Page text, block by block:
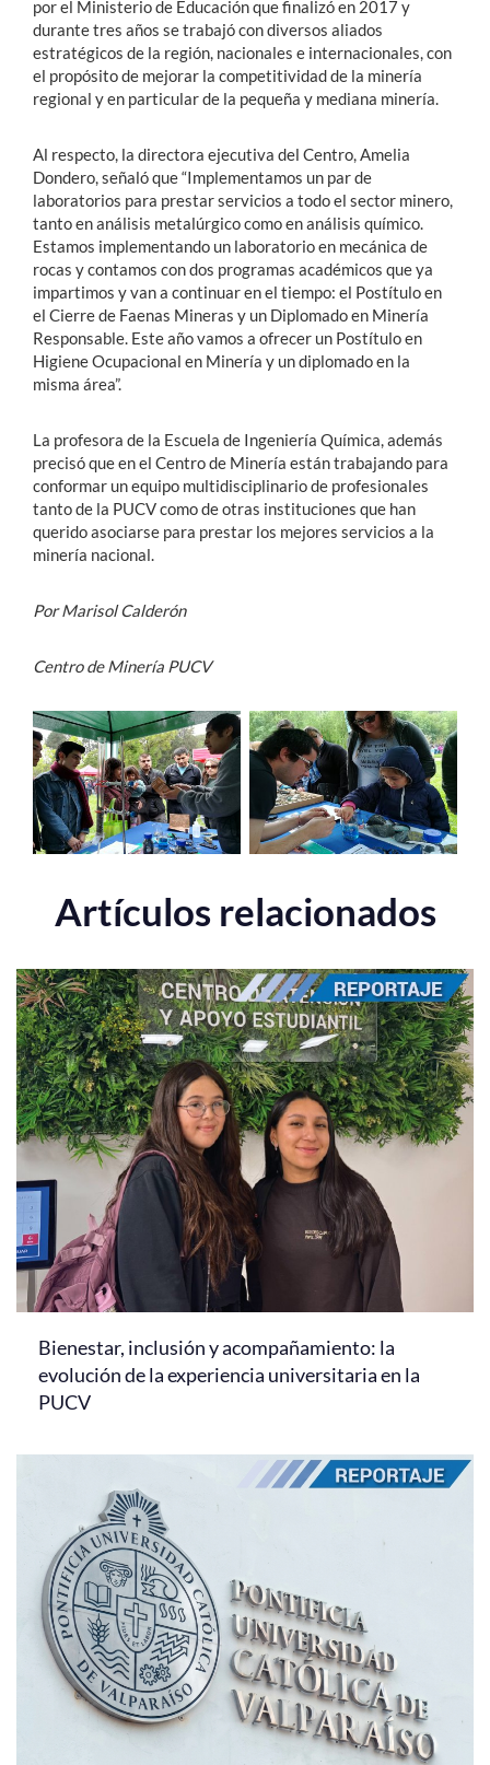
por el Ministerio de Educación que finalizó en 2017 y
durante tres años se trabajó con diversos aliados
estratégicos de la región, nacionales e internacionales, con
el propósito de mejorar la competitividad de la minería
regional y en particular de la pequeña y mediana minería.
Al respecto, la directora ejecutiva del Centro, Amelia
Dondero, señaló que “Implementamos un par de
laboratorios para prestar servicios a todo el sector minero,
tanto en análisis metalúrgico como en análisis químico.
Estamos implementando un laboratorio en mecánica de
rocas y contamos con dos programas académicos que ya
impartimos y van a continuar en el tiempo: el Postítulo en
el Cierre de Faenas Mineras y un Diplomado en Minería
Responsable. Este año vamos a ofrecer un Postítulo en
Higiene Ocupacional en Minería y un diplomado en la
misma área”.
La profesora de la Escuela de Ingeniería Química, además
precisó que en el Centro de Minería están trabajando para
conformar un equipo multidisciplinario de profesionales
tanto de la PUCV como de otras instituciones que han
querido asociarse para prestar los mejores servicios a la
minería nacional.
Por Marisol Calderón
Centro de Minería PUCV
Artículos relacionados
Bienestar, inclusión y acompañamiento: la
evolución de la experiencia universitaria en la
PUCV